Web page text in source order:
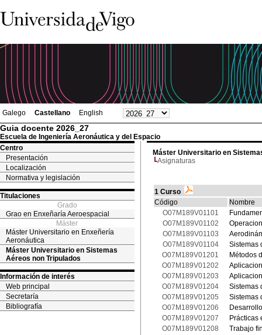
Galego Castellano English
Guia docente 2026_27
Escuela de Ingeniería Aeronáutica y del Espacio
Centro
Presentación
Localización
Normativa y legislación
Titulaciones
Grado
Grao en Enxeñaría Aeroespacial
Máster
Máster Universitario en Enxeñería
Aeronáutica
Máster Universitario en Sistemas
Aéreos non Tripulados
Información de interés
Web principal
Secretaría
Bibliografía
Máster Universitario en
Asignaturas
1 Curso
Código
Nombre
O07M189V01101
O07M189V01102
O07M189V01103
O07M189V01104
Sistemas
O07M189V01201
Métodos
O07M189V01202
O07M189V01203
O07M189V01204
Sistemas
O07M189V01205
Sistemas
O07M189V01206
O07M189V01207
Prácticas
O07M189V01208
Trabajo